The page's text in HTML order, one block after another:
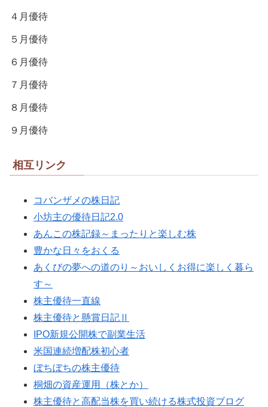
４月優待
５月優待
６月優待
７月優待
８月優待
９月優待
相互リンク
コバンザメの株日記
小坊主の優待日記2.0
あんこの株記録～まったりと楽しむ株
豊かな日々をおくる
あくびの夢への道のり～おいしくお得に楽しく暮ら
す～
株主優待一直線
株主優待と懸賞日記Ⅱ
IPO新規公開株で副業生活
米国連続増配株初心者
ぼちぼちの株主優待
桐畑の資産運用（株とか）
株主優待と高配当株を買い続ける株式投資ブログ